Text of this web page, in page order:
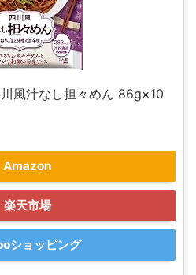
風汁なし担々めん 86g×10
Amazon
楽天市場
ショッピング